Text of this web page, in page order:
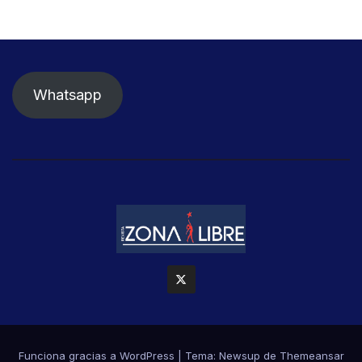
Whatsapp
Funciona gracias a WordPress Tema: Newsup de Themeansar